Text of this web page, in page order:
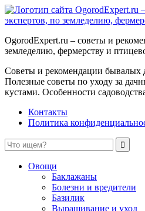
OgorodExpert.ru – cоветы и
земледелию, фермерству и
Советы и рекомендации бывалых
Полезные советы по уходу за
кустами. Особенности
Контакты
Политика
Овощи
Баклажаны
Болезни и вредители
Базилик
Выращивание и уход